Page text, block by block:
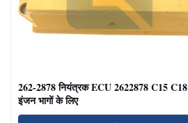
262-2878 नियंत्रक ECU 2622878 C15 C18
इंजन भागों के लिए